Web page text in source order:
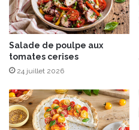
e
g
a
m
m
e
e
p
u
Salade de poulpe aux
tomates cerises
24 juillet 2026